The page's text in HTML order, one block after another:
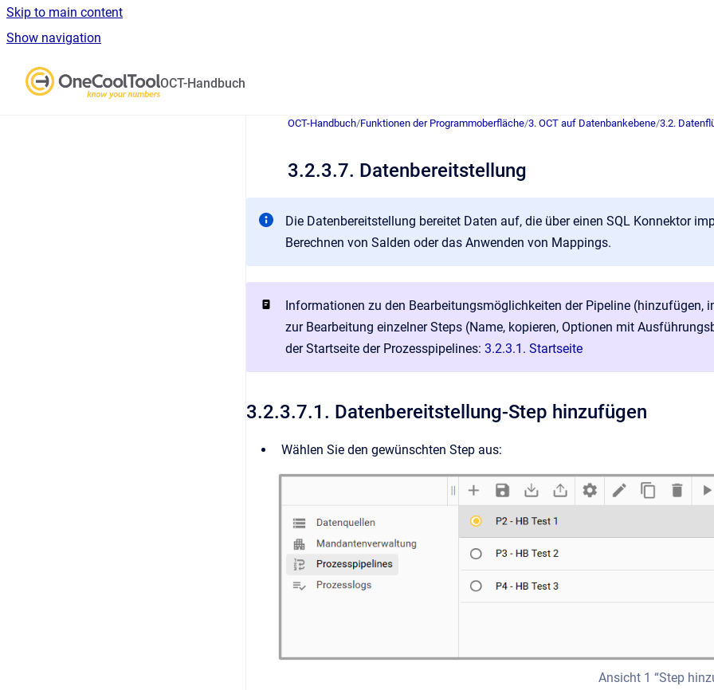
Skip to main content
Show navigation
OCT-Handbuch
OCT-Handbuch/Funktionen der Programmoberfläche/3. OCT auf Datenbankebene/3.2.
3.2.3.7. Datenbereitstellung
Die Datenbereitstellung bereitet Daten auf, die über einen SQL Konnektor
Berechnen von Salden oder das Anwenden von Mappings.
Informationen zu den Bearbeitungsmöglichkeiten der Pipeline (hinzufügen,
zur Bearbeitung einzelner Steps (Name, kopieren, Optionen mit
der Startseite der Prozesspipelines: 3.2.3.1. Startseite
3.2.3.7.1. Datenbereitstellung-Step hinzufügen
Wählen Sie den gewünschten Step aus:
Ansicht 1 “Step